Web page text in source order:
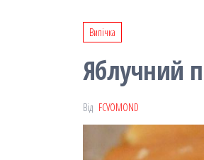
Випічка
Яблучний
Від FCVOMOND